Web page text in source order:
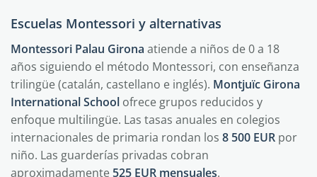
Escuelas Montessori y alternativas
Montessori Palau Girona atiende a niños de 0 a 18
años siguiendo el método Montessori, con enseñanza
trilingüe (catalán, castellano e inglés). Montjuïc Girona
International School ofrece grupos reducidos y
enfoque multilingüe. Las tasas anuales en colegios
internacionales de primaria rondan los 8 500 EUR por
niño. Las guarderías privadas cobran
aproximadamente 525 EUR mensuales.